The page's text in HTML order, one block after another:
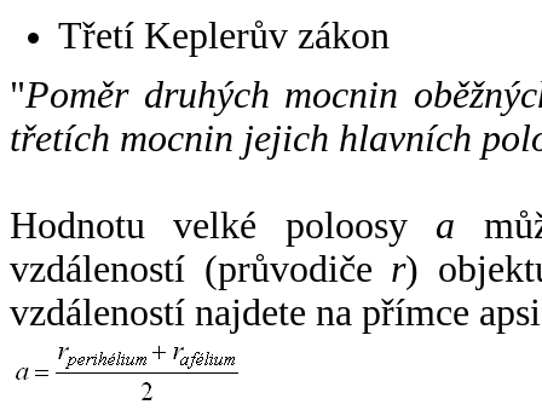
Třetí Keplerův zákon
"Poměr druhých mocnin
třetích mocnin jejich hlavních
Hodnotu velké poloosy a
vzdáleností (průvodiče r)
vzdáleností najdete na přímce